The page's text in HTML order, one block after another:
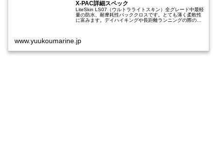
X-PAC詳細スペック
LiteSkin LS07（ウルトラライトスキン）全グレード中最軽
量の防水、耐摩耗性パッククロスです。とても薄く柔軟性
に富みます。デイハイキングや長距離ランニングの際の携
www.yuukoumarine.jp